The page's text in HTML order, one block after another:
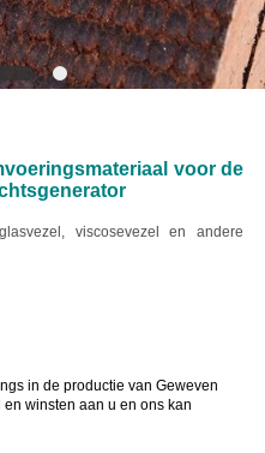
voor de
viscosevezel en andere
in de productie van Geweven
winsten aan u en ons kan